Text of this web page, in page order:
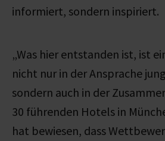
informiert, sondern inspiriert.
„Was hier entstanden ist, ist
nicht nur in der Ansprache
sondern auch in der
30 führenden Hotels in
hat bewiesen, dass